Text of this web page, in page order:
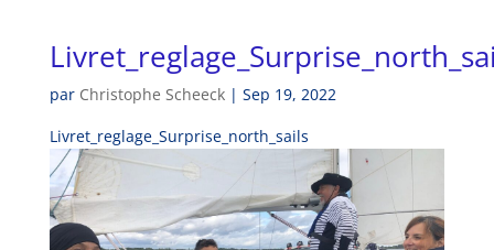
par Christophe Scheeck| Sep 19, 2022
Livret_reglage_Surprise_north_sails